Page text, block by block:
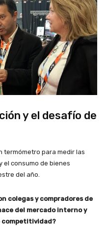
y el desafío de
termómetro para medir las
el consumo de bienes
del año.
colegas y compradores de
del mercado interno y
competitividad?